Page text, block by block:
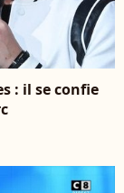
: il se confie